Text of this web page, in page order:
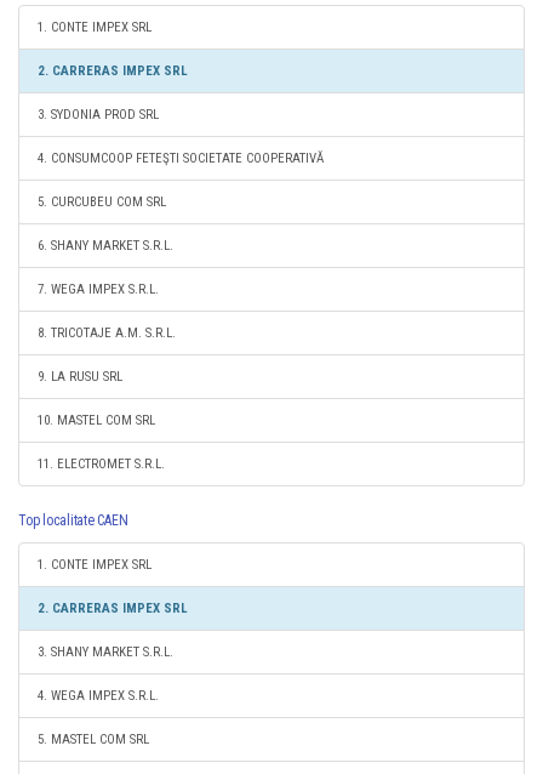
1. CONTE IMPEX SRL
2. CARRERAS IMPEX SRL
3. SYDONIA PROD SRL
4. CONSUMCOOP FETEŞTI SOCIETATE COOPERATIVĂ
5. CURCUBEU COM SRL
6. SHANY MARKET S.R.L.
7. WEGA IMPEX S.R.L.
8. TRICOTAJE A.M. S.R.L.
9. LA RUSU SRL
10. MASTEL COM SRL
11. ELECTROMET S.R.L.
Top localitate CAEN
1. CONTE IMPEX SRL
2. CARRERAS IMPEX SRL
3. SHANY MARKET S.R.L.
4. WEGA IMPEX S.R.L.
5. MASTEL COM SRL